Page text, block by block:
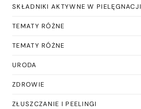
SKŁADNIKI AKTYWNE W PIELĘGNACJI
TEMATY RÓŻNE
TEMATY RÓŻNE
URODA
ZDROWIE
ZŁUSZCZANIE I PEELINGI